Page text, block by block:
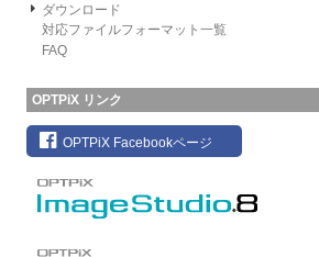
ダウンロード
対応ファイルフォーマット一覧
FAQ
OPTPiX リンク
OPTPiX Facebookページ